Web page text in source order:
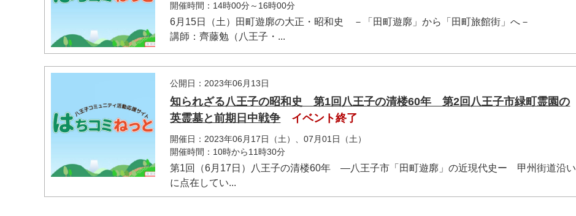
開催時間：14時00分～16時00分
6月15日（土）田町遊廓の大正・昭和史 －「田町遊廓」から「田町旅館街」へ－
講師：齊藤勉（八王子・...
公開日：2023年06月13日
知られざる八王子の昭和史 第1回八王子の清楼60年 第2回八王子市緑町霊園の
英霊墓と前期日中戦争
イベント終了
開催日：2023年06月17日（土）、07月01日（土）
開催時間：10時から11時30分
第1回（6月17日）八王子の清楼60年 ―八王子市「田町遊廓」の近現代史ー 甲州街道沿い
に点在してい...